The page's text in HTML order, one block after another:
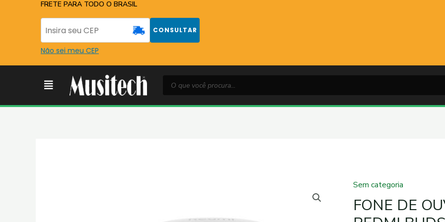
FRETE PARA TODO O BRASIL
CONSULTAR
Não sei meu CEP
Menu produtos
Sem categoria
FONE DE